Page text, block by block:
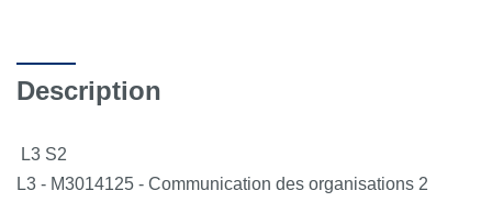
Description
L3 S2
L3 - M3014125 - Communication des organisations 2